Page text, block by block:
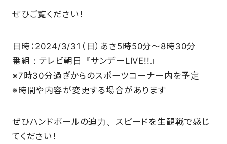
CSR
SCHOOL
PARTNERS
ぜひご覧ください！
日時：2024/3/31（日）あさ5時50分～8時30分
番組：テレビ朝日『サンデーLIVE!!』
※7時30分過ぎからのスポーツコーナー内を予定
※時間や内容が変更する場合があります
ぜひハンドボールの迫力、スピードを生観戦で感じ
てください！